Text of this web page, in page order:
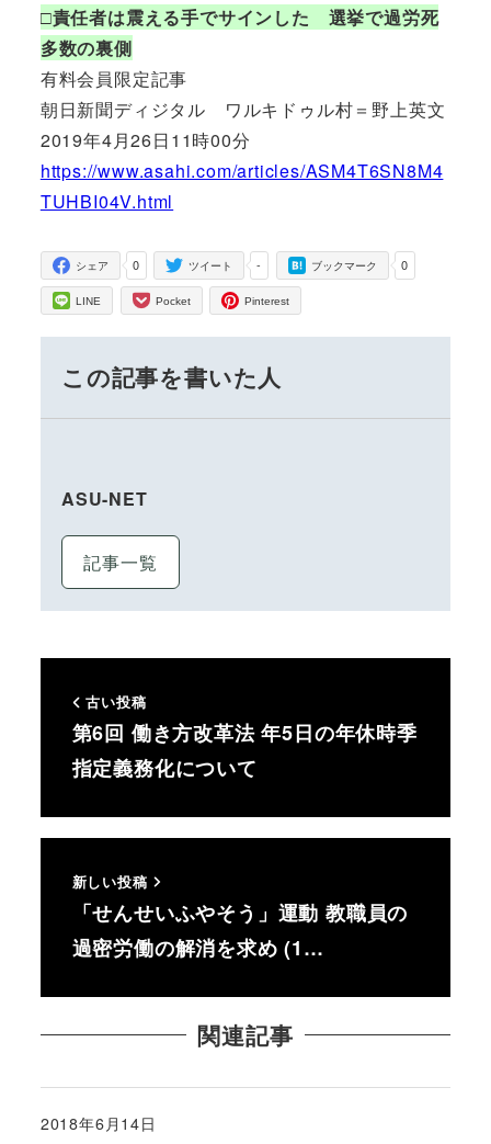
□責任者は震える手でサインした 選挙で過労死
多数の裏側
有料会員限定記事
朝日新聞ディジタル ワルキドゥル村＝野上英文
2019年4月26日11時00分
https://www.asahi.com/articles/ASM4T6SN8M4
TUHBI04V.html
0
シェア -
ツイート 0
ブックマーク
LINE Pocket Pinterest
この記事を書いた人
ASU-NET
記事一覧
古い投稿
第6回 働き方改革法 年5日の年休時季
指定義務化について
新しい投稿
「せんせいふやそう」運動 教職員の
過密労働の解消を求め (1…
関連記事
投稿日
2018年6月14日